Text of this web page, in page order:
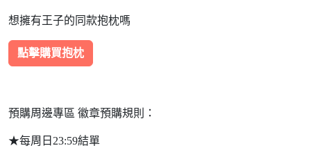
想擁有王子的同款抱枕嗎
點擊購買抱枕
預購周邊專區 徽章預購規則：
★每周日23:59結單